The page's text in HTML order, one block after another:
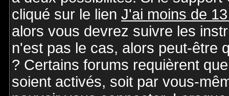
cliqué sur le lienJ'ai moins de
alors vous devrez suivre les
n'est pas le cas, alors peut-être
? Certains forums requièrent
soient activés, soit par vous-